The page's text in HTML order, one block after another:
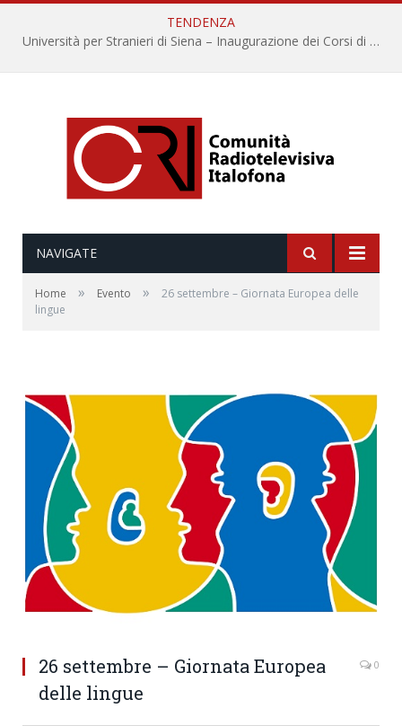
TENDENZA
Università per Stranieri di Siena – Inaugurazione dei Corsi di Lingua e Cultura Italiana, 109a annata
NAVIGATE
Home » Evento »
26 settembre – Giornata Europea delle
lingue
26 settembre – Giornata Europea
delle lingue
0